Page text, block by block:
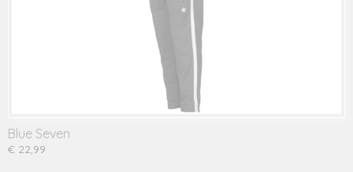
Blue Seven
€ 22,99